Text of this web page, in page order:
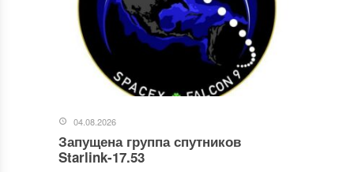
04.08.2026
Запущена группа спутников
Starlink-17.53